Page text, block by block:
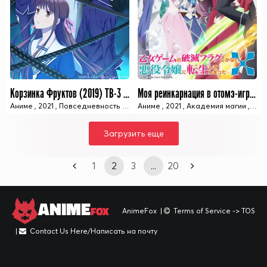
13 ИЗ 13 СЕРИЙ
Корзинка Фруктов (2019) ТВ-3 / Fruits Basket (2019) TV-3
Аниме , 2021 , Повседневность Реверс-гарем,Романтика ,Школа/
Моя реинкарнация в отомэ-игре в качестве главной злодейки ТВ-2 / Otome Game no Hametsu Flag shika Nai Akuyaku Reijou ni Tensei Shiteshimatta... TV-2
Аниме , 2021 , Академия магии ,
Загрузить еще
1 2 3 ... 20
ANIMEFOX AnimeFox | Terms of Service -> TOS
| Contact Us Here/Написать на почту